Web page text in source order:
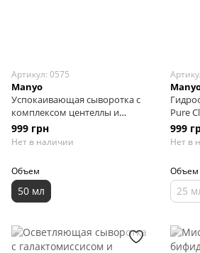
Артикул: 0575
Manyo
Успокаивающая сыворотка с
комплексом центеллы и
бифидобактериями Manyo
Bifida Cica Herb Serum, 50 мл
999 грн
Нет в наличии
Объем
50 мл
Pure
999
Нет в
Объем
25